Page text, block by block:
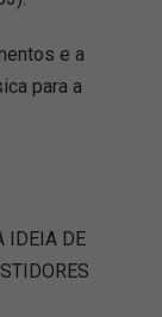
e a
para a
IDEIA DE